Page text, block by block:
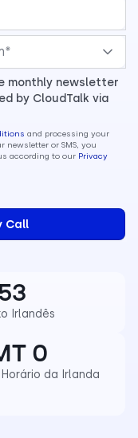
monthly newsletter
by CloudTalk via
and processing your
newsletter or SMS, you
according to our Privacy
Irlandês
0
Horário da Irlanda